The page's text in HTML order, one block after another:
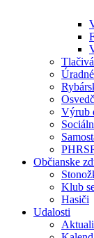
Tlačivá
Výrub
Občianske
Klub
Hasiči
Udalosti